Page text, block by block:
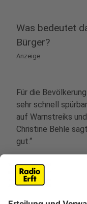
Was bedeutet
Bürger?
Anzeige
Für die
sehr schnell
auf Warnstreiks
Christine Behle
gut.“
Zwar dürften etwa
allem Beamtinnen
gerade in
Streikbereitschaft